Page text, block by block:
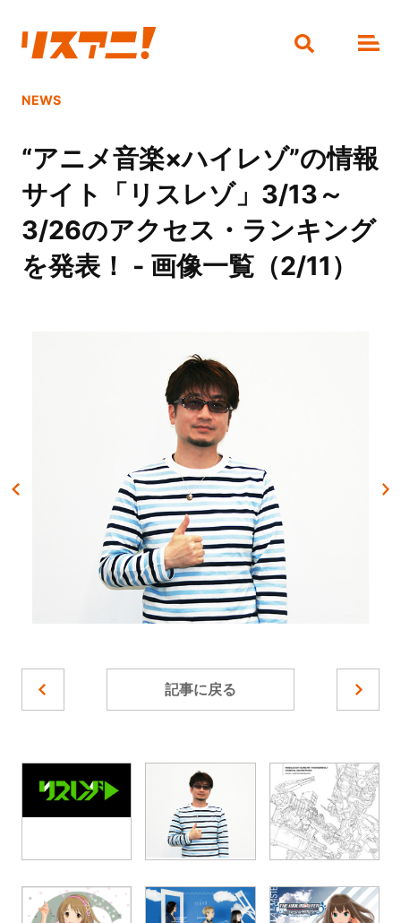
NEWS
“アニメ音楽×ハイレゾ”の情報
サイト「リスレゾ」3/13～
3/26のアクセス・ランキング
を発表！ - 画像一覧（2/11）
記事に戻る